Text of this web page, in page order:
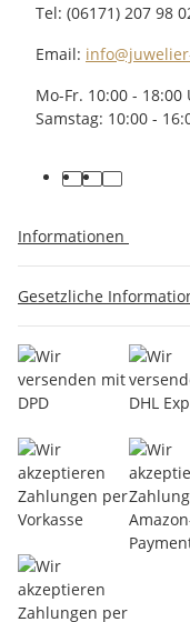
Tel: (06171) 207 98
Email:
Mo-Fr. 10:00 - 18:00
Samstag: 10:00 -
Informationen
Gesetzliche